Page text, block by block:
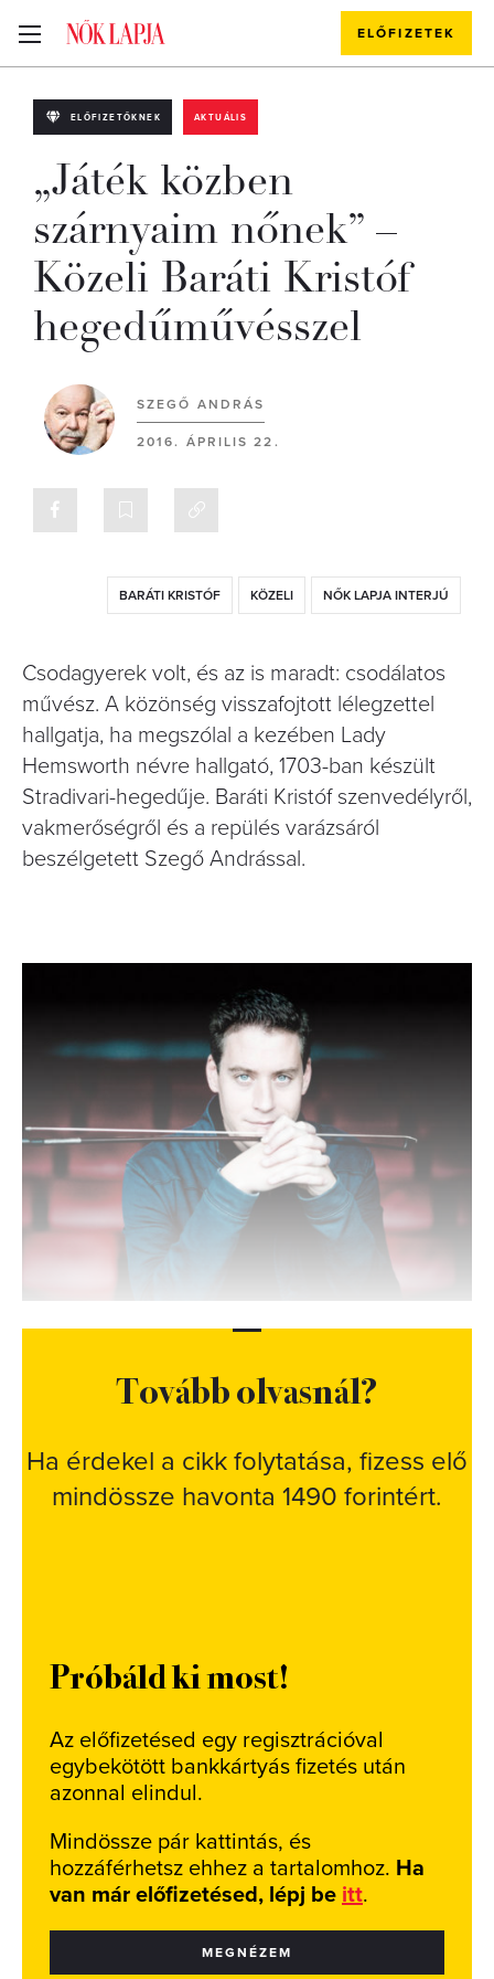
ELŐFIZETEK
ELŐFIZETŐKNEK AKTUÁLIS
„Játék közben
szárnyaim nőnek” –
Közeli Baráti Kristóf
hegedűművésszel
SZEGŐ ANDRÁS
2016. ÁPRILIS 22.
BARÁTI KRISTÓF KÖZELI NŐK LAPJA INTERJÚ
Csodagyerek volt, és az is maradt: csodálatos
művész. A közönség visszafojtott lélegzettel
hallgatja, ha megszólal a kezében Lady
Hemsworth névre hallgató, 1703-ban készült
Stradivari-hegedűje. Baráti Kristóf szenvedélyről,
vakmerőségről és a repülés varázsáról
beszélgetett Szegő Andrással.
Tovább olvasnál?
Ha érdekel a cikk folytatása, fizess elő
mindössze havonta 1490 forintért.
Próbáld ki most!
Az előfizetésed egy regisztrációval
egybekötött bankkártyás fizetés után
azonnal elindul.
Mindössze pár kattintás, és
hozzáférhetsz ehhez a tartalomhoz. Ha
van már előfizetésed, lépj be itt.
MEGNÉZEM